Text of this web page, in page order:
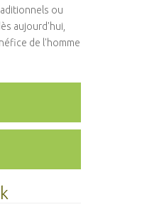
ou
aujourd'hui,
de l'homme